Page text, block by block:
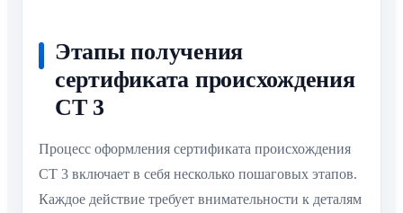
Этапы получения
сертификата происхождения
СТ 3
Процесс оформления сертификата происхождения
СТ 3 включает в себя несколько пошаговых этапов.
Каждое действие требует внимательности к деталям